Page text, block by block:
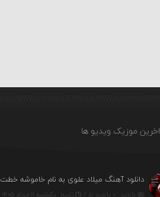
اخرین موزیک ویدیو ها
دانلود آهنگ میلاد علوی به نام خاموشه خطت
بازدید : ۰ بازدید بار / تاریخ : یکشنبه ۱۱ مرداد ۱۴۰۵